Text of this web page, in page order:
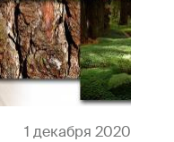
1 декабря 2020